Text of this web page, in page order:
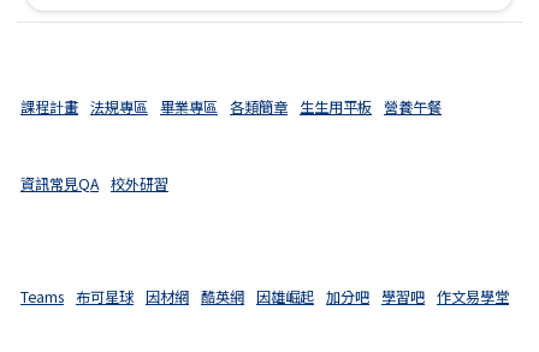
課程計畫 法規專區 畢業專區 各類簡章 生生用平板 營養午餐
資訊常見QA 校外研習
Teams 布可星球 因材網 酷英網 因雄崛起 加分吧 學習吧 作文易學堂